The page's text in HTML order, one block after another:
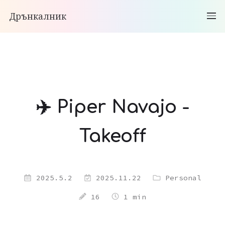
Дрънкалник
✈️ Piper Navajo -
Takeoff
2025.5.2 2025.11.22 Personal
16 1 min